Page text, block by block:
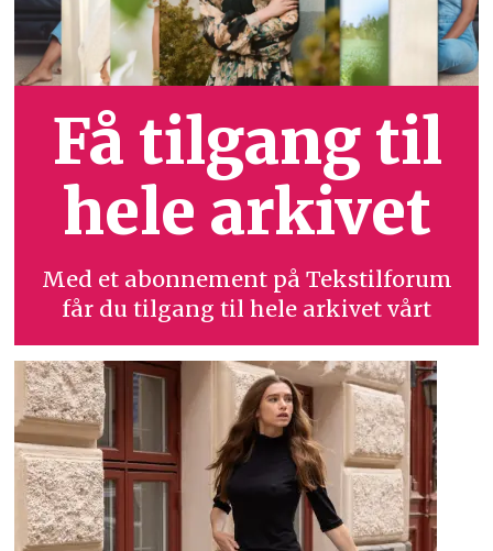
Få tilgang til
hele arkivet
Med et abonnement på Tekstilforum
får du tilgang til hele arkivet vårt